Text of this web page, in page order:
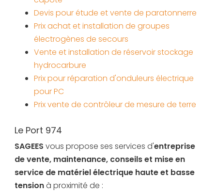
Devis pour étude et vente de paratonnerre
Prix achat et installation de groupes
électrogènes de secours
Vente et installation de réservoir stockage
hydrocarbure
Prix pour réparation d'onduleurs électrique
pour PC
Prix vente de contrôleur de mesure de terre
Le Port 974
SAGEES vous propose ses services d'entreprise
de vente, maintenance, conseils et mise en
service de matériel électrique haute et basse
tensionà proximité de :